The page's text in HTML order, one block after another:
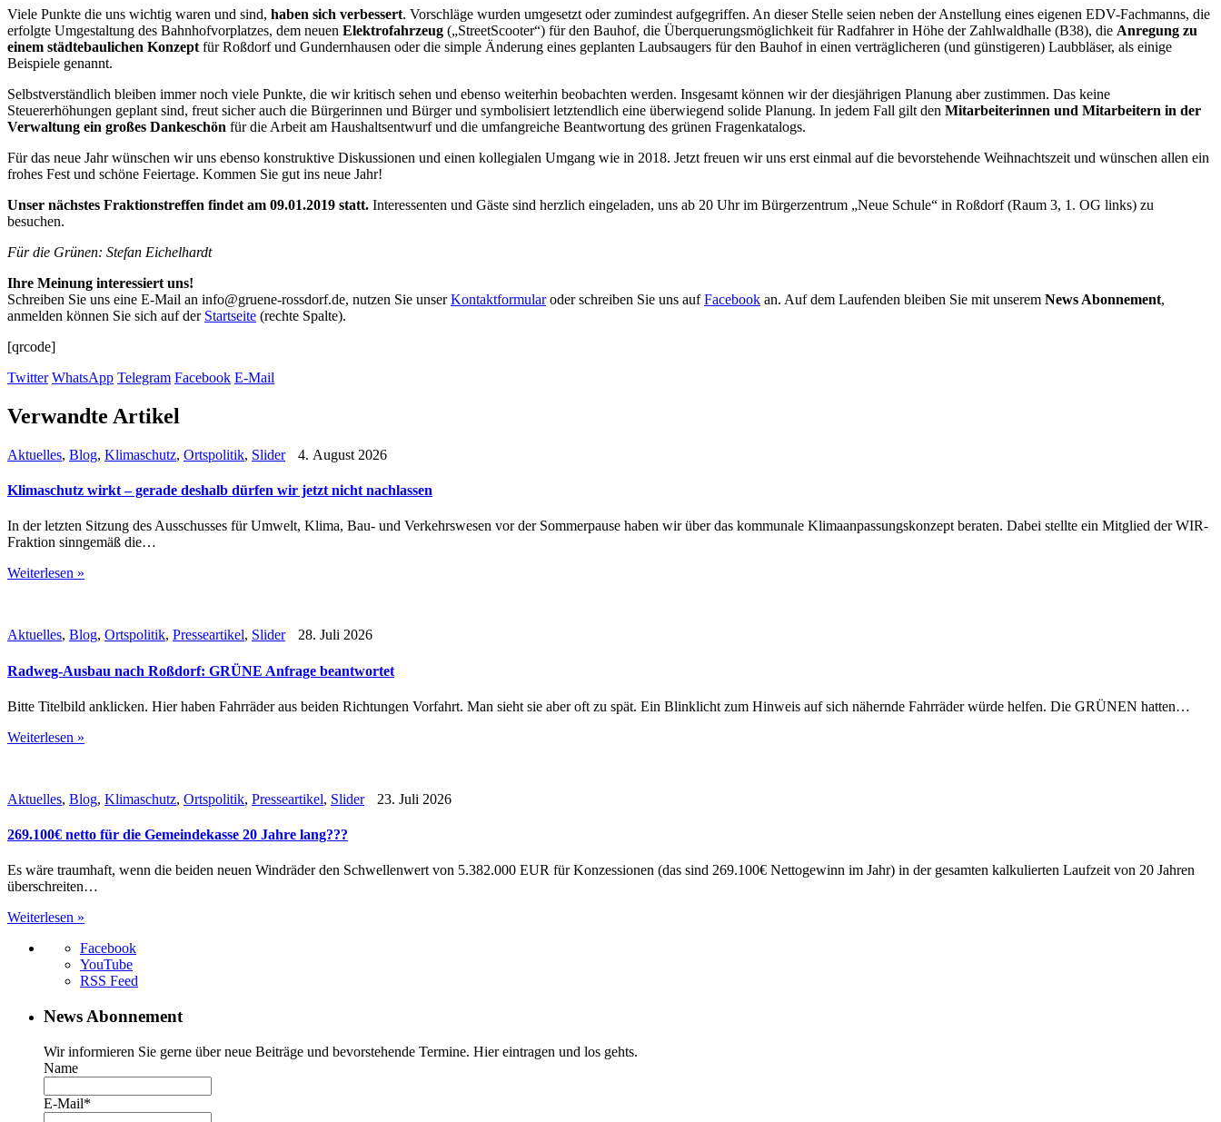
Viele Punkte die uns wichtig waren und sind, haben sich verbessert. Vorschläge wurden umgesetzt oder zumindest aufgegriffen. An dieser Stelle seien neben der Anstellung eines eigenen EDV-Fachmanns, die
erfolgte Umgestaltung des Bahnhofvorplatzes, dem neuen Elektrofahrzeug („StreetScooter“) für den Bauhof, die Überquerungsmöglichkeit für Radfahrer in Höhe der Zahlwaldhalle (B38), die Anregung zu
einem städtebaulichen Konzept für Roßdorf und Gundernhausen oder die simple Änderung eines geplanten Laubsaugers für den Bauhof in einen verträglicheren (und günstigeren) Laubbläser, als einige
Beispiele genannt.
Selbstverständlich bleiben immer noch viele Punkte, die wir kritisch sehen und ebenso weiterhin beobachten werden. Insgesamt können wir der diesjährigen Planung aber zustimmen. Das keine
Steuererhöhungen geplant sind, freut sicher auch die Bürgerinnen und Bürger und symbolisiert letztendlich eine überwiegend solide Planung. In jedem Fall gilt den Mitarbeiterinnen und Mitarbeitern in der
Verwaltung ein großes Dankeschön für die Arbeit am Haushaltsentwurf und die umfangreiche Beantwortung des grünen Fragenkatalogs.
Für das neue Jahr wünschen wir uns ebenso konstruktive Diskussionen und einen kollegialen Umgang wie in 2018. Jetzt freuen wir uns erst einmal auf die bevorstehende Weihnachtszeit und wünschen allen ein
frohes Fest und schöne Feiertage. Kommen Sie gut ins neue Jahr!
Unser nächstes Fraktionstreffen findet am 09.01.2019 statt. Interessenten und Gäste sind herzlich eingeladen, uns ab 20 Uhr im Bürgerzentrum „Neue Schule“ in Roßdorf (Raum 3, 1. OG links) zu
besuchen.
Für die Grünen: Stefan Eichelhardt
Ihre Meinung interessiert uns!
Schreiben Sie uns eine E-Mail an info@gruene-rossdorf.de, nutzen Sie unserKontaktformularoder schreiben Sie uns aufFacebook an. Auf dem Laufenden bleiben Sie mit unserem News Abonnement,
anmelden können Sie sich auf der Startseite (rechte Spalte).
[qrcode]
Twitter WhatsApp Telegram Facebook E-Mail
Verwandte Artikel
Aktuelles, Blog, Klimaschutz, Ortspolitik, Slider 4. August 2026
Klimaschutz wirkt – gerade deshalb dürfen wir jetzt nicht nachlassen
In der letzten Sitzung des Ausschusses für Umwelt, Klima, Bau- und Verkehrswesen vor der Sommerpause haben wir über das kommunale Klimaanpassungskonzept beraten. Dabei stellte ein Mitglied der WIR-
Fraktion sinngemäß die…
Weiterlesen »
Aktuelles, Blog, Ortspolitik, Presseartikel, Slider 28. Juli 2026
Radweg-Ausbau nach Roßdorf: GRÜNE Anfrage beantwortet
Bitte Titelbild anklicken. Hier haben Fahrräder aus beiden Richtungen Vorfahrt. Man sieht sie aber oft zu spät. Ein Blinklicht zum Hinweis auf sich nähernde Fahrräder würde helfen. Die GRÜNEN hatten…
Weiterlesen »
Aktuelles, Blog, Klimaschutz, Ortspolitik, Presseartikel, Slider 23. Juli 2026
269.100€ netto für die Gemeindekasse 20 Jahre lang???
Es wäre traumhaft, wenn die beiden neuen Windräder den Schwellenwert von 5.382.000 EUR für Konzessionen (das sind 269.100€ Nettogewinn im Jahr) in der gesamten kalkulierten Laufzeit von 20 Jahren
überschreiten…
Weiterlesen »
Facebook
YouTube
RSS Feed
News Abonnement
Wir informieren Sie gerne über neue Beiträge und bevorstehende Termine. Hier eintragen und los gehts.
Name
E-Mail*